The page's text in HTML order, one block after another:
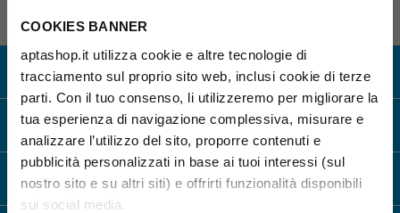
COOKIES BANNER
aptashop.it utilizza cookie e altre tecnologie di
tracciamento sul proprio sito web, inclusi cookie di terze
parti. Con il tuo consenso, li utilizzeremo per migliorare la
tua esperienza di navigazione complessiva, misurare e
analizzare l’utilizzo del sito, proporre contenuti e
pubblicità personalizzati in base ai tuoi interessi (sul
nostro sito e su altri siti) e offrirti funzionalità disponibili
sui social media.
SERVIZIO CLIENTI800 252182
SPEDIZIONE GRATUITA OLTRE I 45€
CONSEGNA GARANTITA ENTRO 1/3 GIORNI